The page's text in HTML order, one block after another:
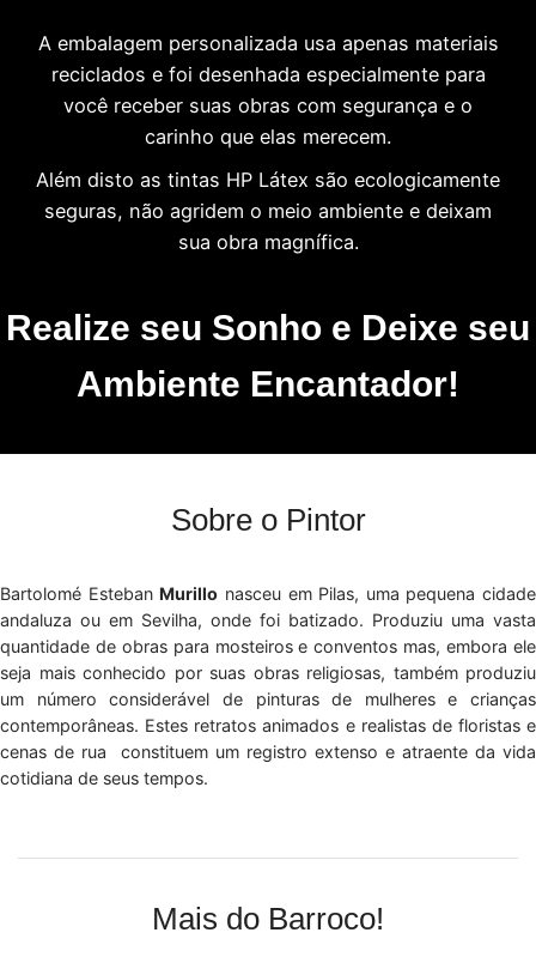
A embalagem personalizada usa apenas materiais
reciclados e foi desenhada especialmente para
você receber suas obras com segurança e o
carinho que elas merecem.
Além disto as tintas HP Látex são ecologicamente
seguras, não agridem o meio ambiente e deixam
sua obra magnífica.
Realize seu Sonho e Deixe seu
Ambiente Encantador!
Sobre o Pintor
Bartolomé Esteban Murillo nasceu em Pilas, uma pequena cidade
andaluza ou em Sevilha, onde foi batizado. Produziu uma vasta
quantidade de obras para mosteiros e conventos mas, embora ele
seja mais conhecido por suas obras religiosas, também produziu
um número considerável de pinturas de mulheres e crianças
contemporâneas. Estes retratos animados e realistas de floristas e
cenas de rua constituem um registro extenso e atraente da vida
cotidiana de seus tempos.
Mais do Barroco!